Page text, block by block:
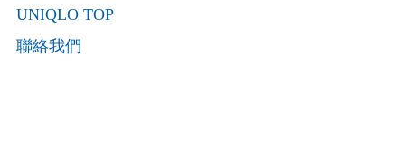
UNIQLO TOP
聯絡我們